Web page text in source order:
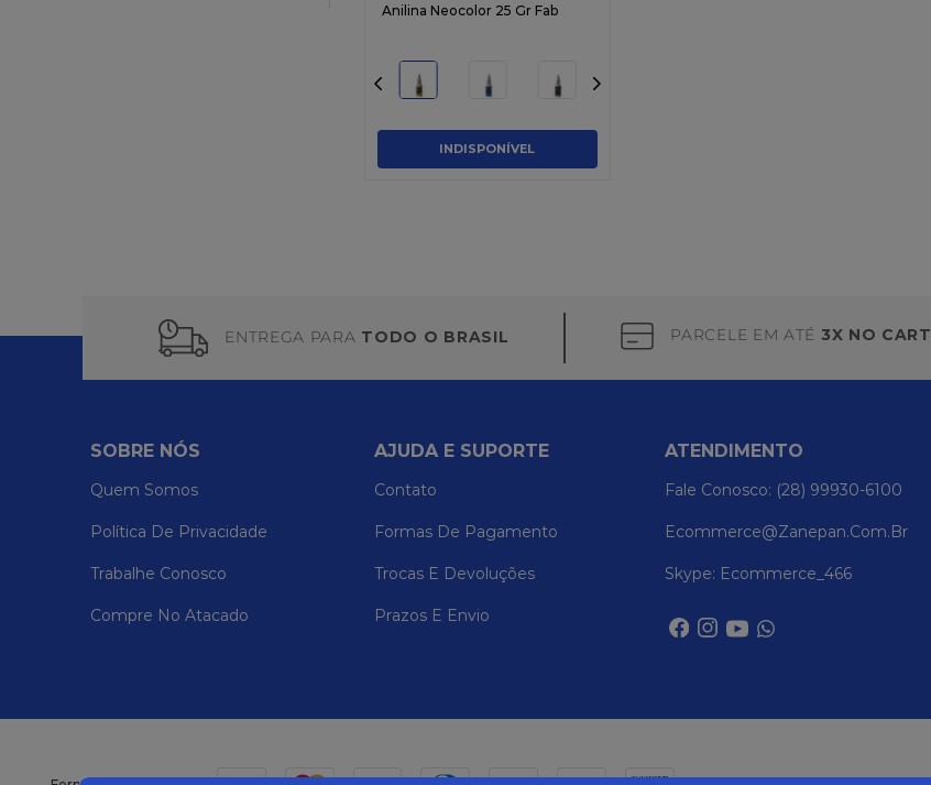
Anilina Neocolor 25 Gr Fab
INDISPONÍVEL
ENTREGA PARA TODO O BRASIL PARCELE EM ATÉ 3X NO
SOBRE NÓS
Quem Somos
Política De Privacidade
Trabalhe Conosco
Compre No Atacado
AJUDA E SUPORTE
Contato
Formas De Pagamento
Trocas E Devoluções
Prazos E Envio
ATENDIMENTO
Fale Conosco: (28) 99930-6100
Ecommerce@zanepan.com.br
Skype: Ecommerce_466